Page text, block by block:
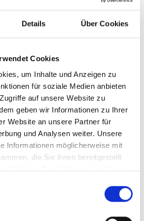
Details Über Cookies
Cookies
um Inhalte und Anzeigen zu
für soziale Medien anbieten
auf unsere Website zu
geben wir Informationen zu Ihrer
Website an unsere Partner für
und Analysen weiter. Unsere
Informationen möglicherweise mit
die Sie ihnen bereitgestellt
Rahmen Ihrer Nutzung der Dienste
Transport GHG
View of the Net-Zero
in Viet Nam
2 MB)